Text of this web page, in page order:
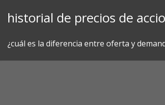
historial de precios de
¿cuál es la diferencia entre oferta y